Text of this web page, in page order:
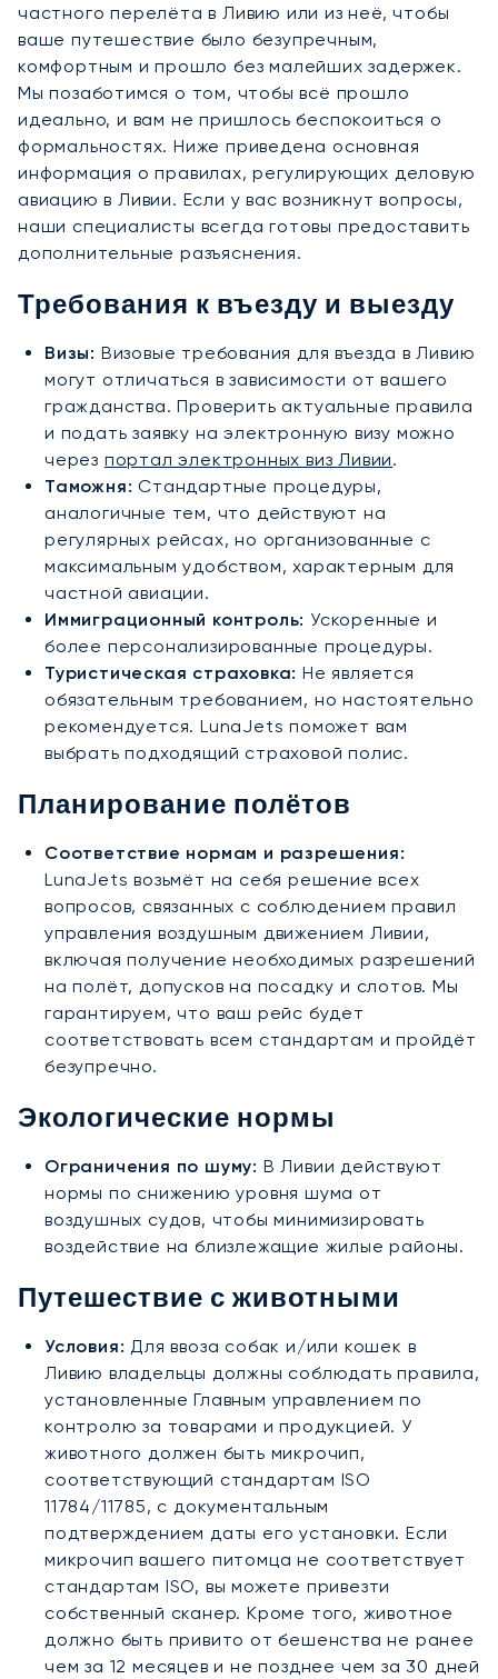
частного перелёта в Ливию или из неё, чтобы
ваше путешествие было безупречным,
комфортным и прошло без малейших задержек.
Мы позаботимся о том, чтобы всё прошло
идеально, и вам не пришлось беспокоиться о
формальностях. Ниже приведена основная
информация о правилах, регулирующих деловую
авиацию в Ливии. Если у вас возникнут вопросы,
наши специалисты всегда готовы предоставить
дополнительные разъяснения.
Требования к въезду и выезду
Визы: Визовые требования для въезда в Ливию
могут отличаться в зависимости от вашего
гражданства. Проверить актуальные правила
и подать заявку на электронную визу можно
через портал электронных виз Ливии.
Таможня: Стандартные процедуры,
аналогичные тем, что действуют на
регулярных рейсах, но организованные с
максимальным удобством, характерным для
частной авиации.
Иммиграционный контроль: Ускоренные и
более персонализированные процедуры.
Туристическая страховка: Не является
обязательным требованием, но настоятельно
рекомендуется. LunaJets поможет вам
выбрать подходящий страховой полис.
Планирование полётов
Соответствие нормам и разрешения:
LunaJets возьмёт на себя решение всех
вопросов, связанных с соблюдением правил
управления воздушным движением Ливии,
включая получение необходимых разрешений
на полёт, допусков на посадку и слотов. Мы
гарантируем, что ваш рейс будет
соответствовать всем стандартам и пройдёт
безупречно.
Экологические нормы
Ограничения по шуму: В Ливии действуют
нормы по снижению уровня шума от
воздушных судов, чтобы минимизировать
воздействие на близлежащие жилые районы.
Путешествие с животными
Условия: Для ввоза собак и/или кошек в
Ливию владельцы должны соблюдать правила,
установленные Главным управлением по
контролю за товарами и продукцией. У
животного должен быть микрочип,
соответствующий стандартам ISO
11784/11785, с документальным
подтверждением даты его установки. Если
микрочип вашего питомца не соответствует
стандартам ISO, вы можете привезти
собственный сканер. Кроме того, животное
должно быть привито от бешенства не ранее
чем за 12 месяцев и не позднее чем за 30 дней